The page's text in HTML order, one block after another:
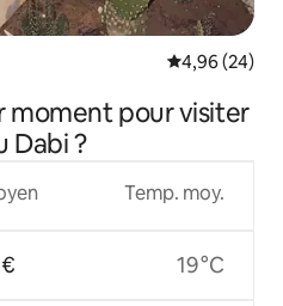
Évaluation
4,96 (24)
moment pour visiter
Dabi ?
Temp. moy.
19 °C